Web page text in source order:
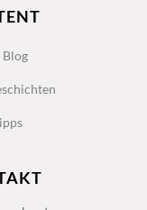
Blog